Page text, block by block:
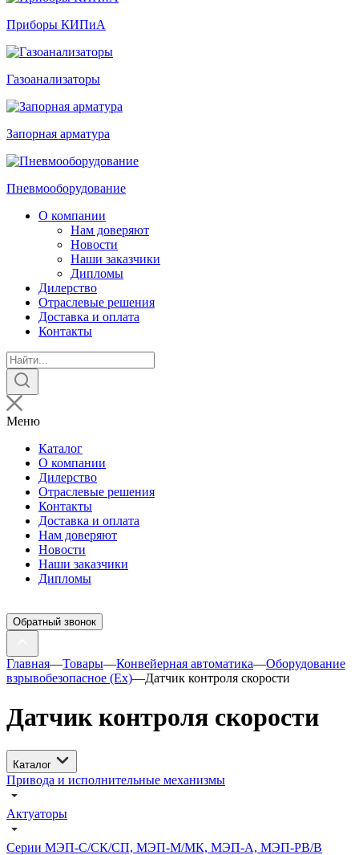
Приборы КИПиА
Газоанализаторы
Запорная арматура
Пневмооборудование
О компании
Нам доверяют
Новости
Наши заказчики
Дипломы
Дилерство
Отраслевые решения
Доставка и оплата
Контакты
Поиск
товаров
Меню
Каталог
О компании
Дилерство
Отраслевые решения
Контакты
Доставка и оплата
Нам доверяют
Новости
Наши заказчики
Дипломы
Обратный звонок
Главная—Товары—Конвейерная автоматика—Оборудование
взрывобезопасное (Ex)—Датчик контроля скорости
Датчик контроля скорости
Каталог
Привода и исполнительные механизмы
Актуаторы
Серии МЭП-С/СК/СП, МЭП-М/МК, МЭП-А, МЭП-РВ/В